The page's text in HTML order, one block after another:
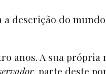
descrição do
anos. A sua
, parte deste